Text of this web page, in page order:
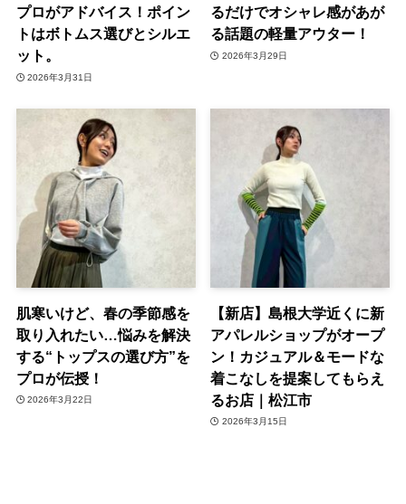
プロがアドバイス！ポイン
トはボトムス選びとシルエ
ット。
2026年3月31日
るだけでオシャレ感があが
る話題の軽量アウター！
2026年3月29日
肌寒いけど、春の季節感を
取り入れたい…悩みを解決
する“トップスの選び方”を
プロが伝授！
2026年3月22日
【新店】島根大学近くに新
アパレルショップがオープ
ン！カジュアル＆モードな
着こなしを提案してもらえ
るお店｜松江市
2026年3月15日